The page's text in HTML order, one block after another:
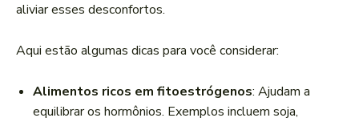
aliviar esses desconfortos.
Aqui estão algumas dicas para você considerar:
Alimentos ricos em fitoestrógenos: Ajudam a
equilibrar os hormônios. Exemplos incluem soja,